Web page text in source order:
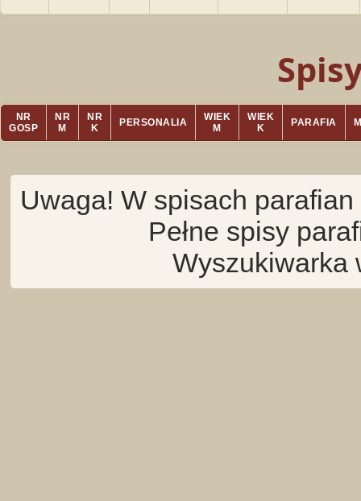
NR
GOSP
NR
M
NR
K
PERSONALIA
WIEK
M
WIEK
K
PARAFIA
Uwaga! W spisach
Pełne spisy
Wyszukiwarka